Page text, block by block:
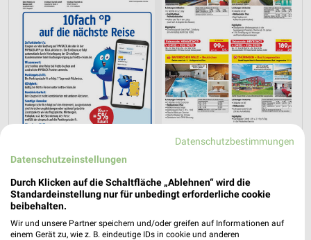
Jetzt alle "Urlaub & Reisen" Themen entdecken!
Datenschutzbestimmungen
Datenschutzeinstellungen
Durch Klicken auf die Schaltfläche „Ablehnen“ wird die
Standardeinstellung nur für unbedingt erforderliche cookie
beibehalten.
Wir und unsere Partner speichern und/oder greifen auf Informationen auf
einem Gerät zu, wie z. B. eindeutige IDs in cookie und anderen